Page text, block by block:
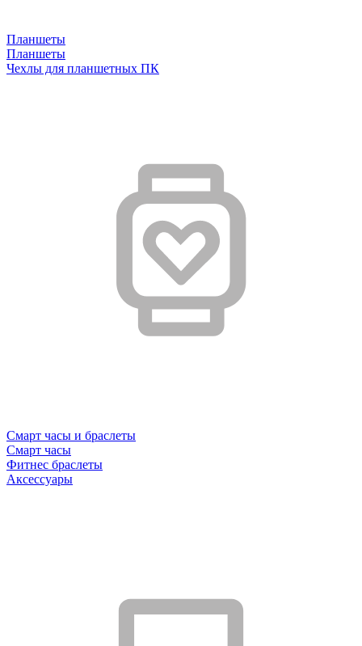
Планшеты
Планшеты
Чехлы для планшетных ПК
Смарт часы и браслеты
Смарт часы
Фитнес браслеты
Аксессуары